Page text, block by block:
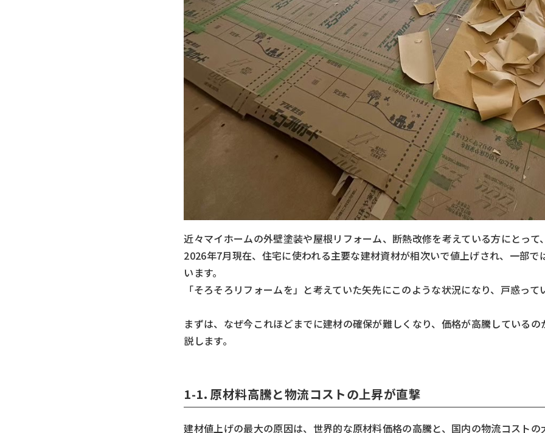
近々マイホームの外壁塗装や屋根リフォーム、断熱改修を考えている方にとっ
2026年7月現在、住宅に使われる主要な建材資材が相次いで値上げされ、一部
います。
「そろそろリフォームを」と考えていた矢先にこのような状況になり、戸惑っ
まずは、なぜ今これほどまでに建材の確保が難しくなり、価格が高騰している
説します。
1-1. 原材料高騰と物流コストの上昇が直撃
建材値上げの最大の原因は、世界的な原材料価格の高騰と、国内の物流コストの